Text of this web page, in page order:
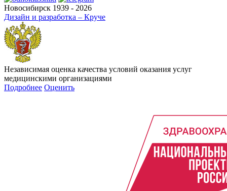
Новосибирск 1939 - 2026
Дизайн и разработка – Круче
Независимая оценка качества условий оказания услуг
медицинскими организациями
Подробнее Оценить